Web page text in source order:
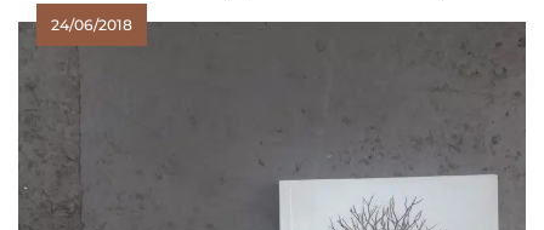
24/06/2018